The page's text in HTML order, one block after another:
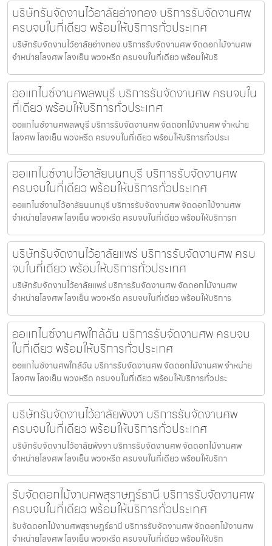
บริษัทรับจัดงานไว้อาลัยอ่างทอง บริการรับจัดงานศพ
ครบจบในที่เดียว พร้อมให้บริการทั่วประเทศ
บริษัทรับจัดงานไว้อาลัยอ่างทอง บริการรับจัดงานศพ จัดดอกไม้งานศพ
จำหน่ายโลงศพ โลงเย็น พวงหรีด ครบจบในที่เดียว พร้อมให้บริ
ออแกไนซ์งานศพลพบุรี บริการรับจัดงานศพ ครบจบใน
ที่เดียว พร้อมให้บริการทั่วประเทศ
ออแกไนซ์งานศพลพบุรี บริการรับจัดงานศพ จัดดอกไม้งานศพ จำหน่าย
โลงศพ โลงเย็น พวงหรีด ครบจบในที่เดียว พร้อมให้บริการทั่วประเ
ออแกไนซ์งานไว้อาลัยนนทบุรี บริการรับจัดงานศพ
ครบจบในที่เดียว พร้อมให้บริการทั่วประเทศ
ออแกไนซ์งานไว้อาลัยนนทบุรี บริการรับจัดงานศพ จัดดอกไม้งานศพ
จำหน่ายโลงศพ โลงเย็น พวงหรีด ครบจบในที่เดียว พร้อมให้บริการท
บริษัทรับจัดงานไว้อาลัยแพร่ บริการรับจัดงานศพ ครบ
จบในที่เดียว พร้อมให้บริการทั่วประเทศ
บริษัทรับจัดงานไว้อาลัยแพร่ บริการรับจัดงานศพ จัดดอกไม้งานศพ
จำหน่ายโลงศพ โลงเย็น พวงหรีด ครบจบในที่เดียว พร้อมให้บริการ
ออแกไนซ์งานศพใกล้ฉัน บริการรับจัดงานศพ ครบจบ
ในที่เดียว พร้อมให้บริการทั่วประเทศ
ออแกไนซ์งานศพใกล้ฉัน บริการรับจัดงานศพ จัดดอกไม้งานศพ จำหน่าย
โลงศพ โลงเย็น พวงหรีด ครบจบในที่เดียว พร้อมให้บริการทั่วประ
บริษัทรับจัดงานไว้อาลัยพังงา บริการรับจัดงานศพ
ครบจบในที่เดียว พร้อมให้บริการทั่วประเทศ
บริษัทรับจัดงานไว้อาลัยพังงา บริการรับจัดงานศพ จัดดอกไม้งานศพ
จำหน่ายโลงศพ โลงเย็น พวงหรีด ครบจบในที่เดียว พร้อมให้บริกา
รับจัดดอกไม้งานศพสุราษฎร์ธานี บริการรับจัดงานศพ
ครบจบในที่เดียว พร้อมให้บริการทั่วประเทศ
รับจัดดอกไม้งานศพสุราษฎร์ธานี บริการรับจัดงานศพ จัดดอกไม้งานศพ
จำหน่ายโลงศพ โลงเย็น พวงหรีด ครบจบในที่เดียว พร้อมให้บริก